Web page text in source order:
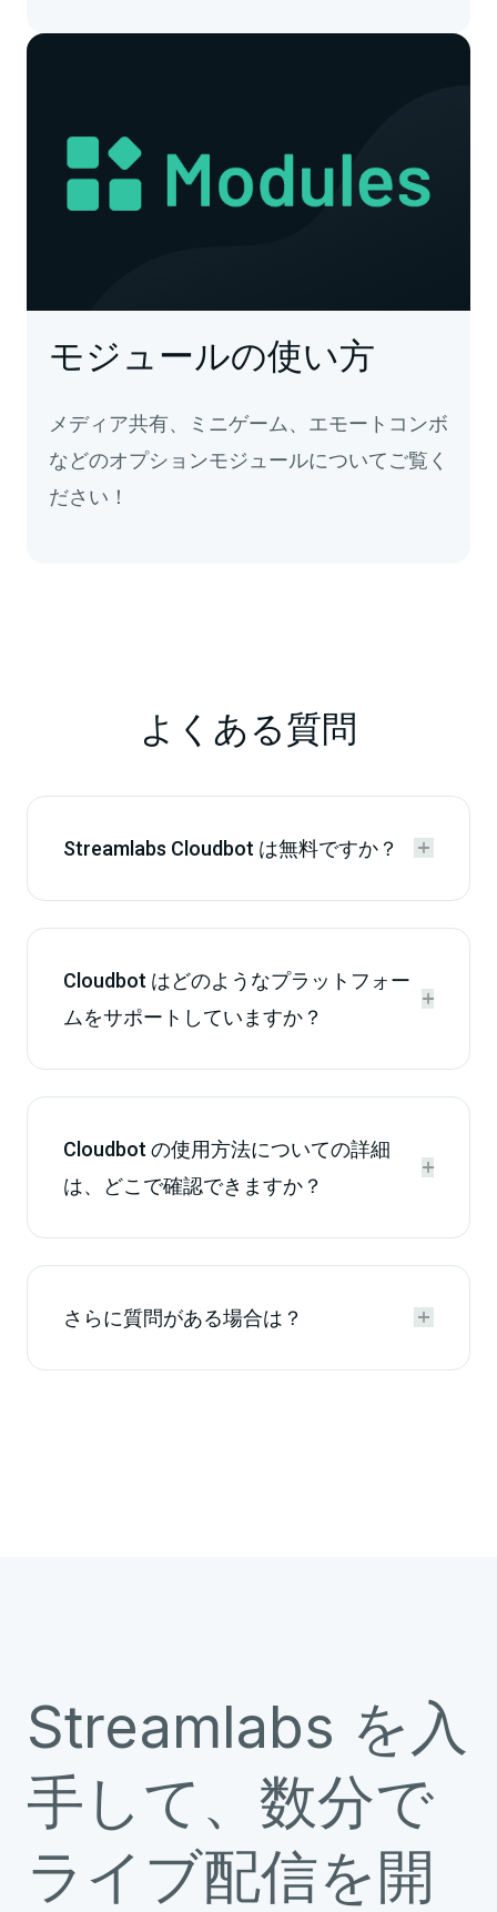
モジュールの使い方
メディア共有、ミニゲーム、エモートコンボ
などのオプションモジュールについてご覧く
ださい！
よくある質問
Streamlabs Cloudbot は無料ですか？ 

Cloudbot はどのようなプラットフォー
ムをサポートしていますか？


Cloudbot の使用方法についての詳細
は、どこで確認できますか？


さらに質問がある場合は？ 

Streamlabs を入
手して、数分で
ライブ配信を開